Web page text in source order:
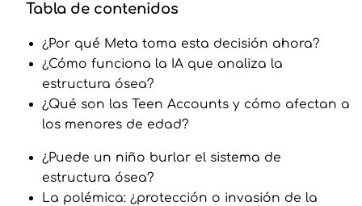
Tabla de contenidos
¿Por qué Meta toma esta decisión ahora?
¿Cómo funciona la IA que analiza la
estructura ósea?
¿Qué son las Teen Accounts y cómo afectan a
los menores de edad?
¿Puede un niño burlar el sistema de
estructura ósea?
La polémica: ¿protección o invasión de la